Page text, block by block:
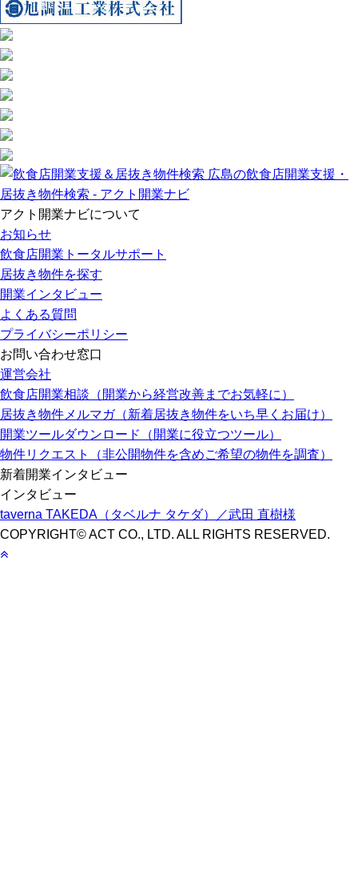
アクト開業ナビについて
お知らせ
飲食店開業トータルサポート
居抜き物件を探す
開業インタビュー
よくある質問
プライバシーポリシー
お問い合わせ窓口
運営会社
飲食店開業相談（開業から経営改善までお気軽に）
居抜き物件メルマガ（新着居抜き物件をいち早くお届け）
開業ツールダウンロード（開業に役立つツール）
物件リクエスト（非公開物件を含めご希望の物件を調査）
新着開業インタビュー
インタビュー
taverna TAKEDA（タベルナ タケダ）／武田 直樹様
COPYRIGHT© ACT CO., LTD. ALL RIGHTS RESERVED.